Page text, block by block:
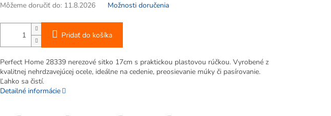
Môžeme doručiť do: 11.8.2026 Možnosti doručenia
Pridať do košíka
Perfect Home 28339 nerezové sitko 17cm s praktickou plastovou rúčkou. Vyrobené z
kvalitnej nehrdzavejúcej ocele, ideálne na cedenie, preosievanie múky či pasírovanie.
Ľahko sa čistí.
Detailné informácie